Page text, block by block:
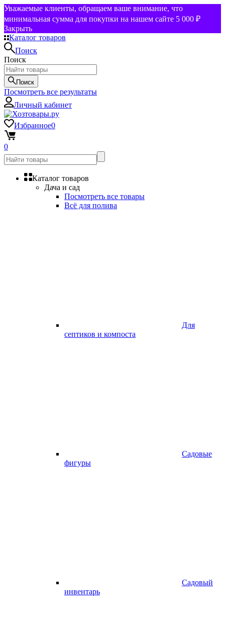
Уважаемые клиенты, обращаем ваше внимание, что
минимальная сумма для покупки на нашем сайте 5 000 ₽
Закрыть
Каталог товаров
Поиск
Поиск
Поиск
Посмотреть все результаты
Личный кабинет
Избранное0
0
Каталог товаров
Дача и сад
Посмотреть все товары
Всё для полива
Для
септиков и компоста
Садовые
фигуры
Садовый
инвентарь